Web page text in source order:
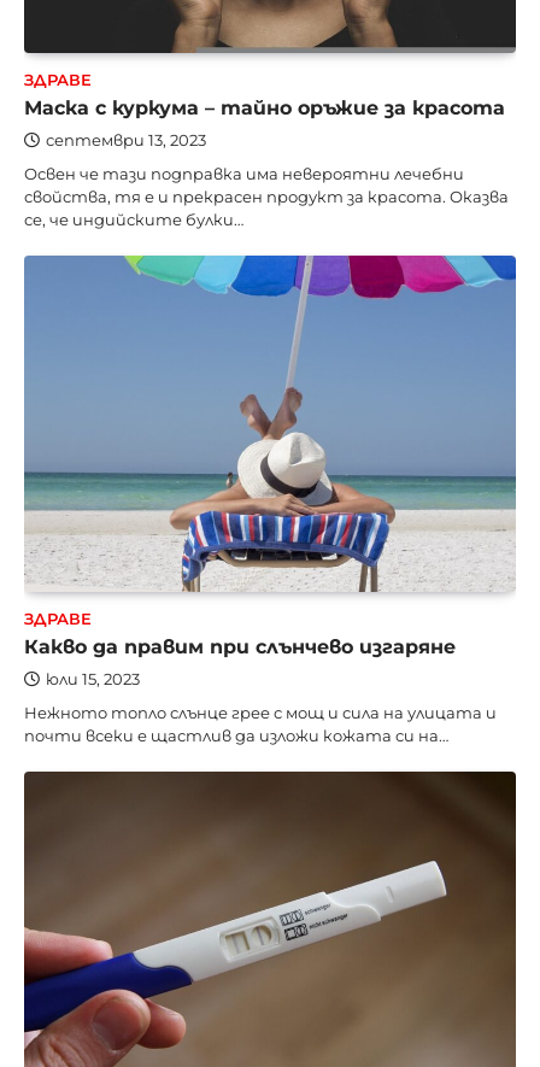
ЗДРАВЕ
Маска с куркума – тайно оръжие за красота
септември 13, 2023
Освен че тази подправка има невероятни лечебни
свойства, тя е и прекрасен продукт за красота. Оказва
се, че индийските булки…
ЗДРАВЕ
Какво да правим при слънчево изгаряне
юли 15, 2023
Нежното топло слънце грее с мощ и сила на улицата и
почти всеки е щастлив да изложи кожата си на…